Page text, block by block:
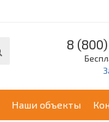
8 (800)
Наши объекты